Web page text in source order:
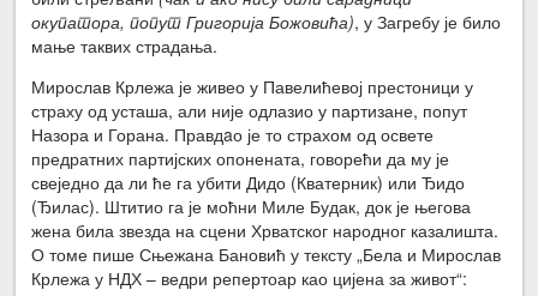
окупатора, попут Григорија Божовића), у Загребу је било
мање таквих страдања.
Мирослав Крлежа је живео у Павелићевој престоници у
страху од усташа, али није одлазио у партизане, попут
Назора и Горана. Правдaо је то страхом од освете
предратних партијских опонената, говорећи да му је
свеједно да ли ће га убити Дидо (Кватерник) или Ђидо
(Ђилас). Штитио га је моћни Миле Будак, док је његова
жена била звезда на сцени Хрватског народног казалишта.
О томе пише Сњежана Бановић у тексту „Бела и Мирослав
Крлежа у НДХ – ведри репертоар као цијена за живот“: